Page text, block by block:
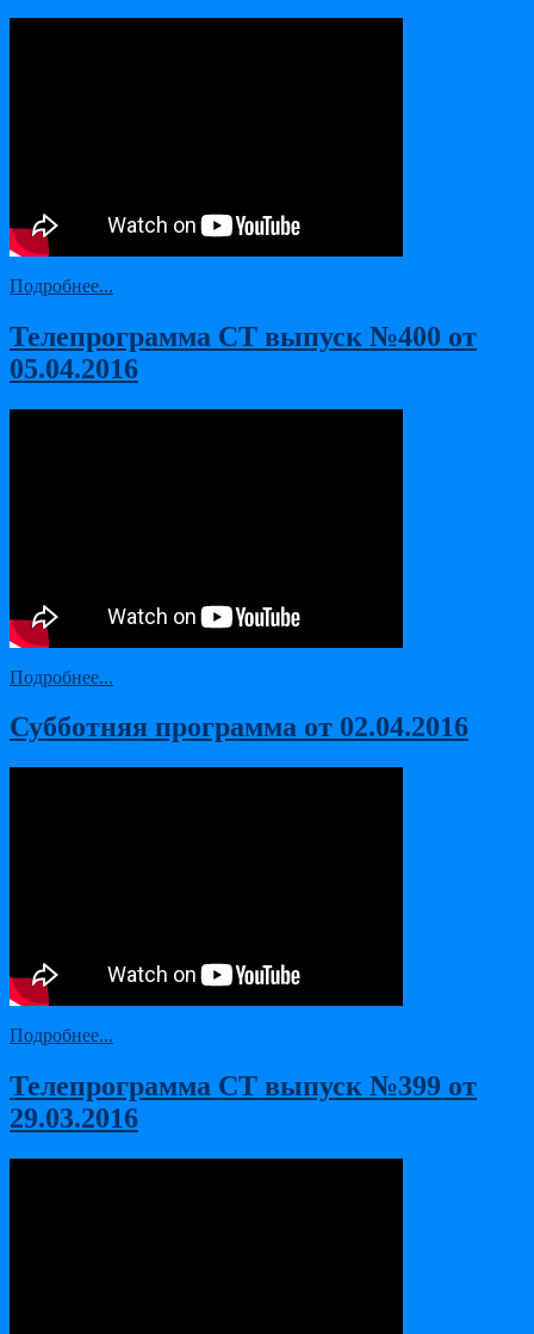
Подробнее...
Телепрограмма СТ выпуск №400 от
05.04.2016
Подробнее...
Субботняя программа от 02.04.2016
Подробнее...
Телепрограмма СТ выпуск №399 от
29.03.2016